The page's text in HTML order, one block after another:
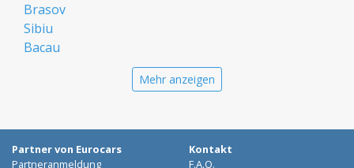
Brasov
Sibiu
Bacau
Galati
Suceava
Mehr anzeigen
Partner von Eurocars
Partneranmeldung
Kontakt
F.A.Q.